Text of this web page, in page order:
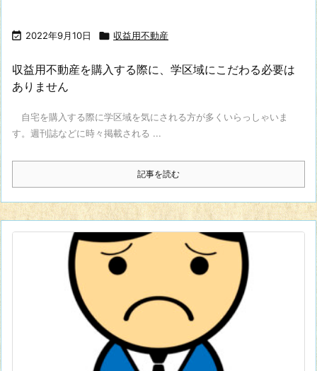
 2022年9月10日  収益用不動産
収益用不動産を購入する際に、学区域にこだわる必要は
ありません
自宅を購入する際に学区域を気にされる方が多くいらっしゃいま
す。週刊誌などに時々掲載される ...
記事を読む